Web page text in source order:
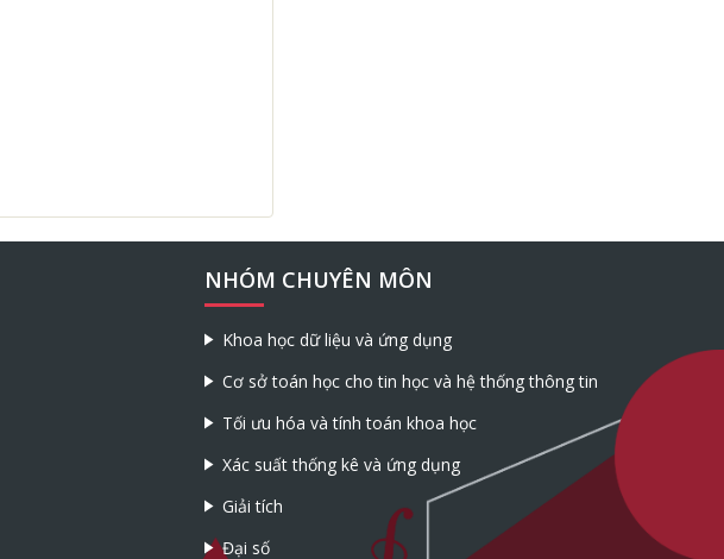
NHÓM CHUYÊN MÔN
Khoa học dữ liệu và ứng dụng
Cơ sở toán học cho tin học và hệ thống thông tin
Tối ưu hóa và tính toán khoa học
Xác suất thống kê và ứng dụng
Giải tích
Đại số